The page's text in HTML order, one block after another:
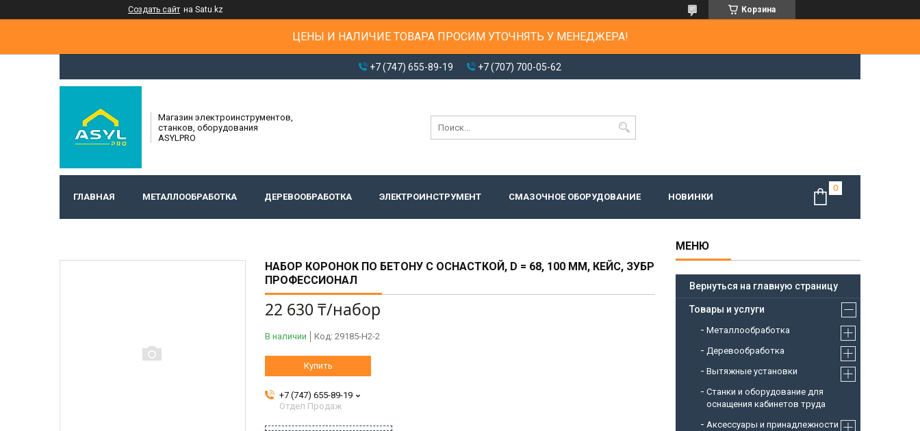
Создать сайт на Satu.kz Корзина
ЦЕНЫ И НАЛИЧИЕ ТОВАРА ПРОСИМ УТОЧНЯТЬ У МЕНЕДЖЕРА!
+7 (747) 655-89-19 +7 (707) 700-05-62
Магазин электроинструментов,
станков, оборудования
ASYLPRO
ГЛАВНАЯ МЕТАЛЛООБРАБОТКА ДЕРЕВООБРАБОТКА ЭЛЕКТРОИНСТРУМЕНТ СМАЗОЧНОЕ ОБОРУДОВАНИЕ НОВИНКИ
НАБОР КОРОНОК ПО БЕТОНУ С ОСНАСТКОЙ, D = 68, 100 ММ, КЕЙС, ЗУБР
ПРОФЕССИОНАЛ
22 630 ₸/набор
В наличии Код: 29185-H2-2
Купить
+7 (747) 655-89-19
Отдел Продаж
Вернуться на главную страницу
Товары и услуги
Металлообработка
Деревообработка
Вытяжные установки
Станки и оборудование для
оснащения кабинетов труда
Аксессуары и принадлежности